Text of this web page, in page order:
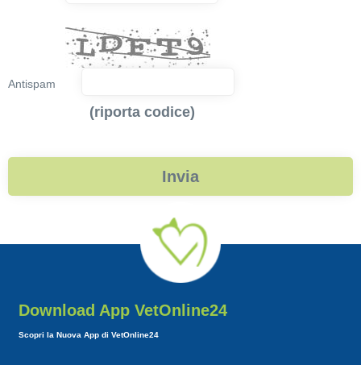
Antispam
(riporta codice)
Download App VetOnline24
Scopri la Nuova App di VetOnline24